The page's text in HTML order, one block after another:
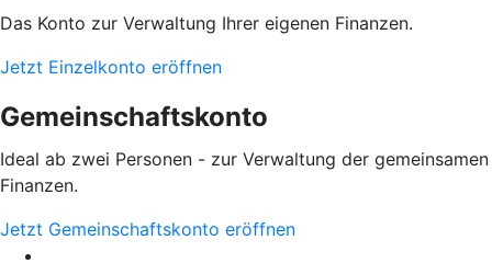
Das Konto zur Verwaltung Ihrer eigenen Finanzen.
Jetzt Einzelkonto eröffnen
Gemeinschaftskonto
Ideal ab zwei Personen - zur Verwaltung der gemeinsamen
Finanzen.
Jetzt Gemeinschaftskonto eröffnen